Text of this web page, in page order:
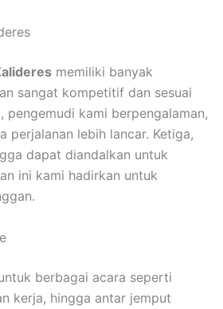
memiliki banyak
sangat kompetitif dan sesuai
pengemudi kami berpengalaman,
perjalanan lebih lancar. Ketiga,
dapat diandalkan untuk
ini kami hadirkan untuk
berbagai acara seperti
kerja, hingga antar jemput